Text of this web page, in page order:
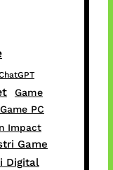
Game
Game PC
Impact
Game
Digital